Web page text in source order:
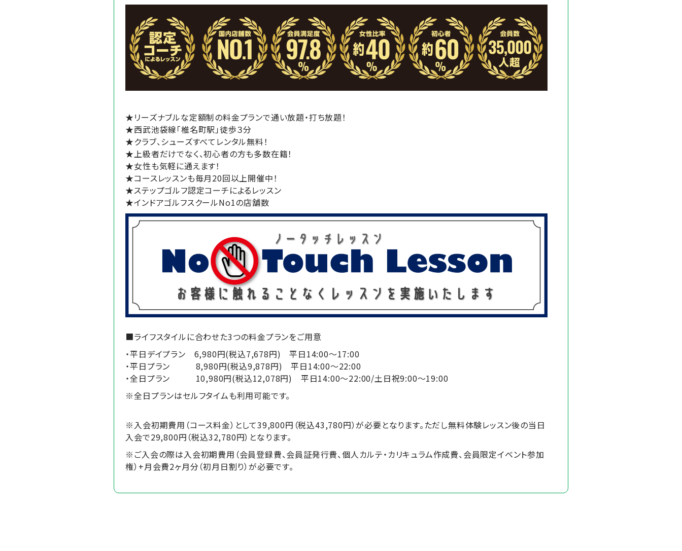
★リーズナブルな定額制の料金プランで通い放題・打ち放題！
★西武池袋線「椎名町駅」徒歩３分
★クラブ、シューズすべてレンタル無料！
★上級者だけでなく、初心者の方も多数在籍！
★女性も気軽に通えます！
★コースレッスンも毎月20回以上開催中！
★ステップゴルフ認定コーチによるレッスン
★インドアゴルフスクールNo1の店舗数
■ライフスタイルに合わせた3つの料金プランをご用意
・平日デイプラン 6,980円(税込7,678円) 平日14:00～17:00
・平日プラン 8,980円(税込9,878円) 平日14:00～22:00
・全日プラン 10,980円(税込12,078円) 平日14:00～22:00/土日祝9:00～19:00
※全日プランはセルフタイムも利用可能です。
※入会初期費用（コース料金）として39,800円（税込43,780円）が必要となります。ただし無料体験レッスン後の当日
入会で29,800円（税込32,780円）となります。
※ご入会の際は入会初期費用（会員登録費、会員証発行費、個人カルテ・カリキュラム作成費、会員限定イベント参加
権）+月会費2ヶ月分（初月日割り）が必要です。